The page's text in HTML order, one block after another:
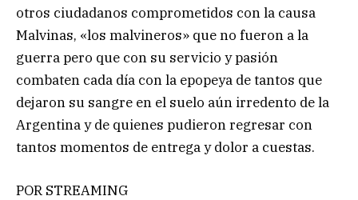
otros ciudadanos comprometidos con la causa
Malvinas, «los malvineros» que no fueron a la
guerra pero que con su servicio y pasión
combaten cada día con la epopeya de tantos que
dejaron su sangre en el suelo aún irredento de la
Argentina y de quienes pudieron regresar con
tantos momentos de entrega y dolor a cuestas.
POR STREAMING